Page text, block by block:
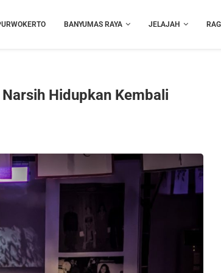
BANYUMAS RAYA JELAJAH
Hidupkan Kembali